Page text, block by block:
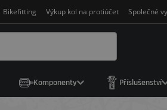
Bikefitting Výkup kol na protiúčet Společné
Komponenty Příslušenství